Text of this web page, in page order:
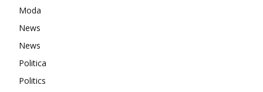
Moda
News
News
Politica
Politics